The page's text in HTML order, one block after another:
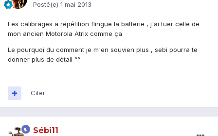
Posté(e) 1 mai 2013
Les calibrages a répétition flingue la batterie , j'ai tuer celle de
mon ancien Motorola Atrix comme ça
Le pourquoi du comment je m'en souvien plus , sebi pourra te
donner plus de détail ^^
Citer
Sébi11